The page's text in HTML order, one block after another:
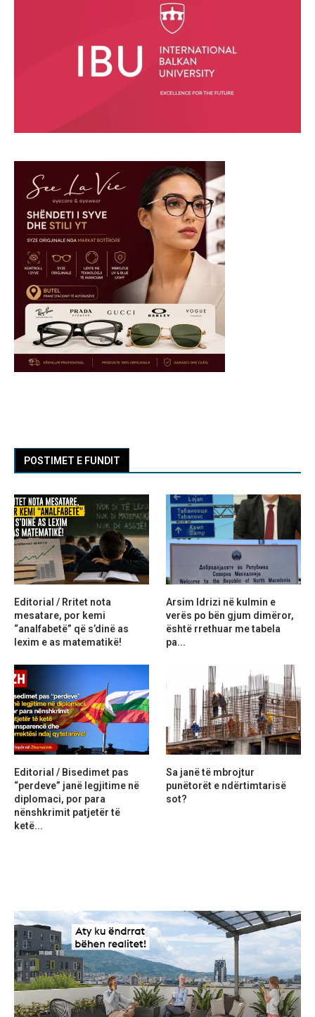
POSTIMET E FUNDIT
Editorial / Rritet nota
mesatare, por kemi
“analfabetë” që s’dinë as
lexim e as matematikë!
Arsim Idrizi në kulmin e
verës po bën gjum dimëror,
është rrethuar me tabela
pa...
Editorial / Bisedimet pas
“perdeve” janë legjitime në
diplomaci, por para
nënshkrimit patjetër të
ketë...
Sa janë të mbrojtur
punëtorët e ndërtimtarisë
sot?